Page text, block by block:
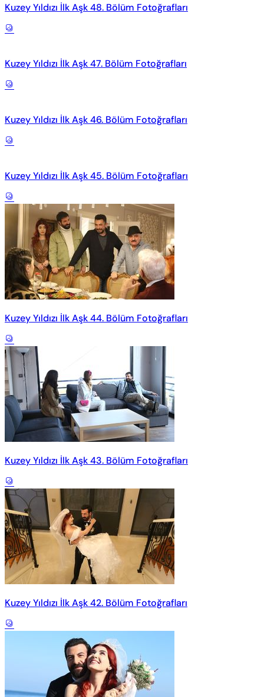
Kuzey Yıldızı İlk Aşk 48. Bölüm Fotoğrafları
Kuzey Yıldızı İlk Aşk 47. Bölüm Fotoğrafları
Kuzey Yıldızı İlk Aşk 46. Bölüm Fotoğrafları
Kuzey Yıldızı İlk Aşk 45. Bölüm Fotoğrafları
Kuzey Yıldızı İlk Aşk 44. Bölüm Fotoğrafları
Kuzey Yıldızı İlk Aşk 43. Bölüm Fotoğrafları
Kuzey Yıldızı İlk Aşk 42. Bölüm Fotoğrafları